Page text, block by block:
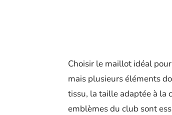
Choisir le maillot idéal
mais plusieurs éléments
tissu, la taille adaptée à la
emblèmes du club sont